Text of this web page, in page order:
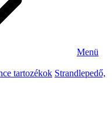
Menü
tartozékok Strandlepedő,